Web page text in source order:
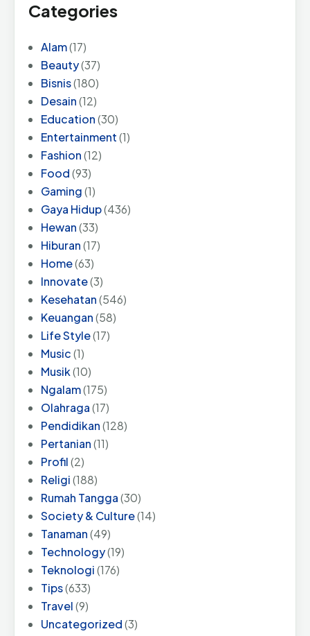
Categories
Alam(17)
Beauty(37)
Bisnis(180)
Desain(12)
Education(30)
Entertainment(1)
Fashion(12)
Food(93)
Gaming(1)
Gaya Hidup(436)
Hewan(33)
Hiburan(17)
Home(63)
Innovate(3)
Kesehatan(546)
Keuangan(58)
Life Style(17)
Music(1)
Musik(10)
Ngalam(175)
Olahraga(17)
Pendidikan(128)
Pertanian(11)
Profil(2)
Religi(188)
Rumah Tangga(30)
Society & Culture(14)
Tanaman(49)
Technology(19)
Teknologi(176)
Tips(633)
Travel(9)
Uncategorized(3)